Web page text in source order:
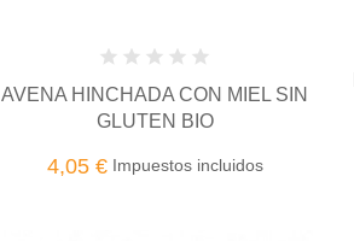
AVENA HINCHADA CON MIEL SIN
GLUTEN BIO
4,05 €Impuestos incluidos